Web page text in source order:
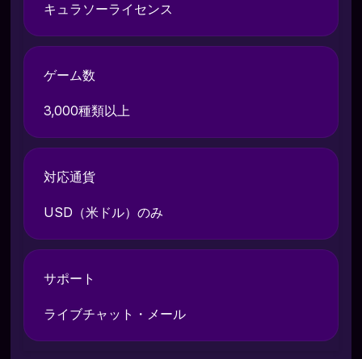
キュラソーライセンス
ゲーム数
3,000種類以上
対応通貨
USD（米ドル）のみ
サポート
ライブチャット・メール